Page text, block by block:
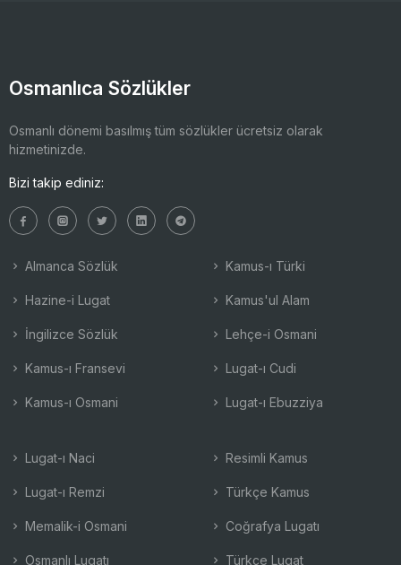
Osmanlıca Sözlükler
Osmanlı dönemi basılmış tüm sözlükler ücretsiz olarak
hizmetinizde.
Bizi takip ediniz:
Almanca Sözlük
Hazine-i Lugat
İngilizce Sözlük
Kamus-ı Fransevi
Kamus-ı Osmani
Kamus-ı Türki
Kamus'ul Alam
Lehçe-i Osmani
Lugat-ı Cudi
Lugat-ı Ebuzziya
Lugat-ı Naci
Lugat-ı Remzi
Memalik-i Osmani
Osmanlı Lugatı
Resimli Kamus
Türkçe Kamus
Coğrafya Lugatı
Türkçe Lugat